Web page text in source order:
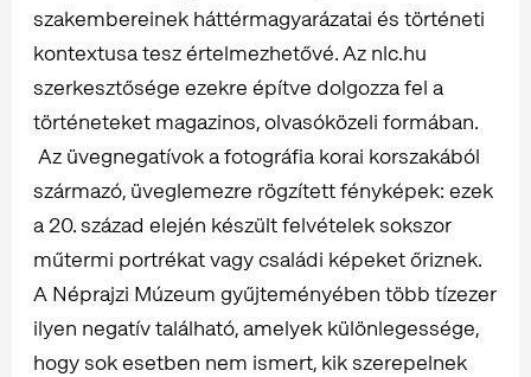
szakembereinek háttérmagyarázatai és történeti
kontextusa tesz értelmezhetővé. Az nlc.hu
szerkesztősége ezekre építve dolgozza fel a
történeteket magazinos, olvasóközeli formában.
Az üvegnegatívok a fotográfia korai korszakából
származó, üveglemezre rögzített fényképek: ezek
a 20. század elején készült felvételek sokszor
műtermi portrékat vagy családi képeket őriznek.
A Néprajzi Múzeum gyűjteményében több tízezer
ilyen negatív található, amelyek különlegessége,
hogy sok esetben nem ismert, kik szerepelnek